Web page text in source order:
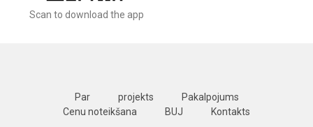
Scan to download the app
Par projekts
Pakalpojums
Cenu noteikšana
BUJ Kontakts